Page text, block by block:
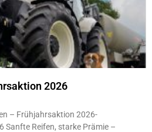
2026
– Frühjahrsaktion 2026-
Sanfte Reifen, starke Prämie –